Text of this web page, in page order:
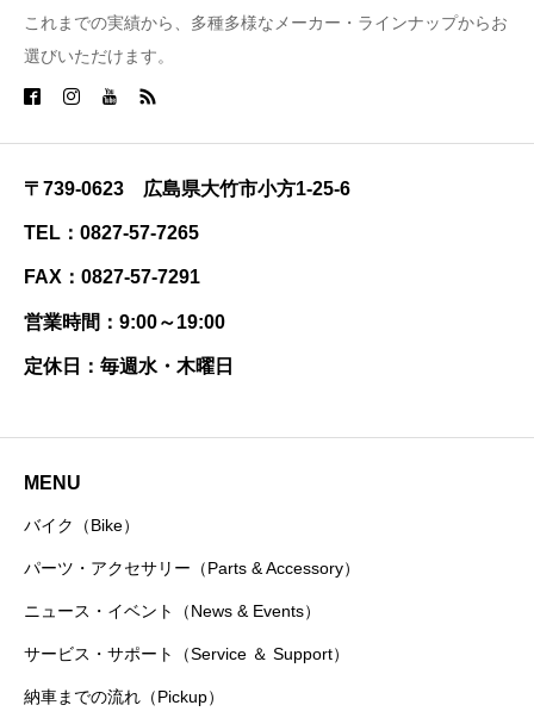
これまでの実績から、多種多様なメーカー・ラインナップからお
選びいただけます。
〒739-0623 広島県大竹市小方1-25-6
TEL：0827-57-7265
FAX：0827-57-7291
営業時間：9:00～19:00
定休日：毎週水・木曜日
MENU
バイク（Bike）
パーツ・アクセサリー（Parts & Accessory）
ニュース・イベント（News & Events）
サービス・サポート（Service ＆ Support）
納車までの流れ（Pickup）